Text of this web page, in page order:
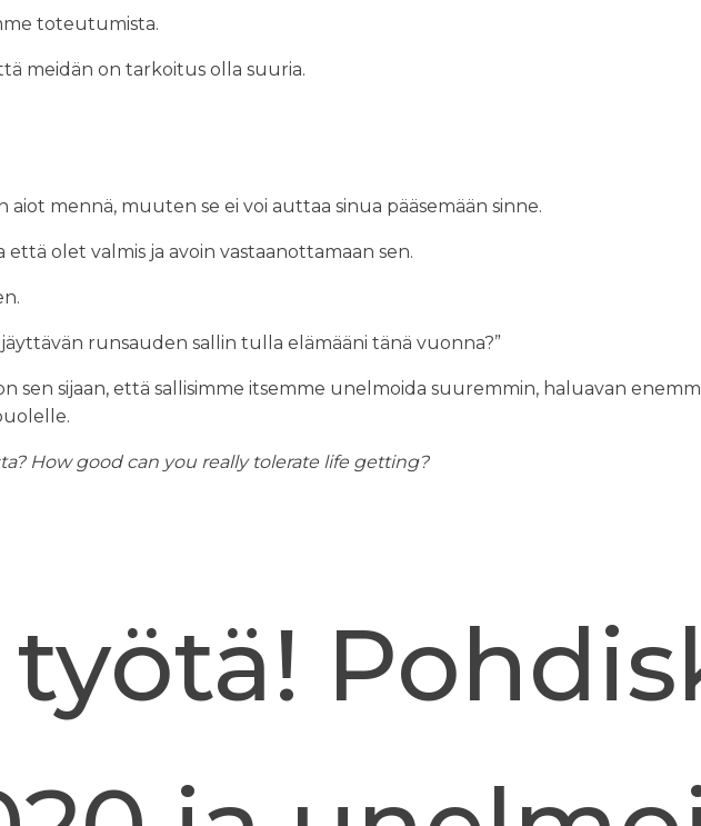
toteutumista.
meidän on tarkoitus olla suuria.
mennä, muuten se ei voi auttaa sinua pääsemään sinne.
olet valmis ja avoin vastaanottamaan sen.
runsauden sallin tulla elämääni tänä vuonna?”
sen sijaan, että sallisimme itsemme unelmoida suuremmin, haluavan
How good can you really tolerate life getting?